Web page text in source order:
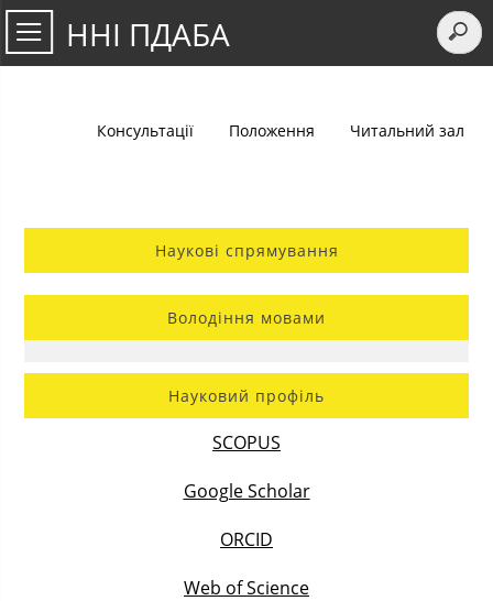
ННІ ПДАБА
Консультації Положення Читальний зал
Наукові спрямування
Володіння мовами
Науковий профіль
SCOPUS
Google Scholar
ORCID
Web of Science